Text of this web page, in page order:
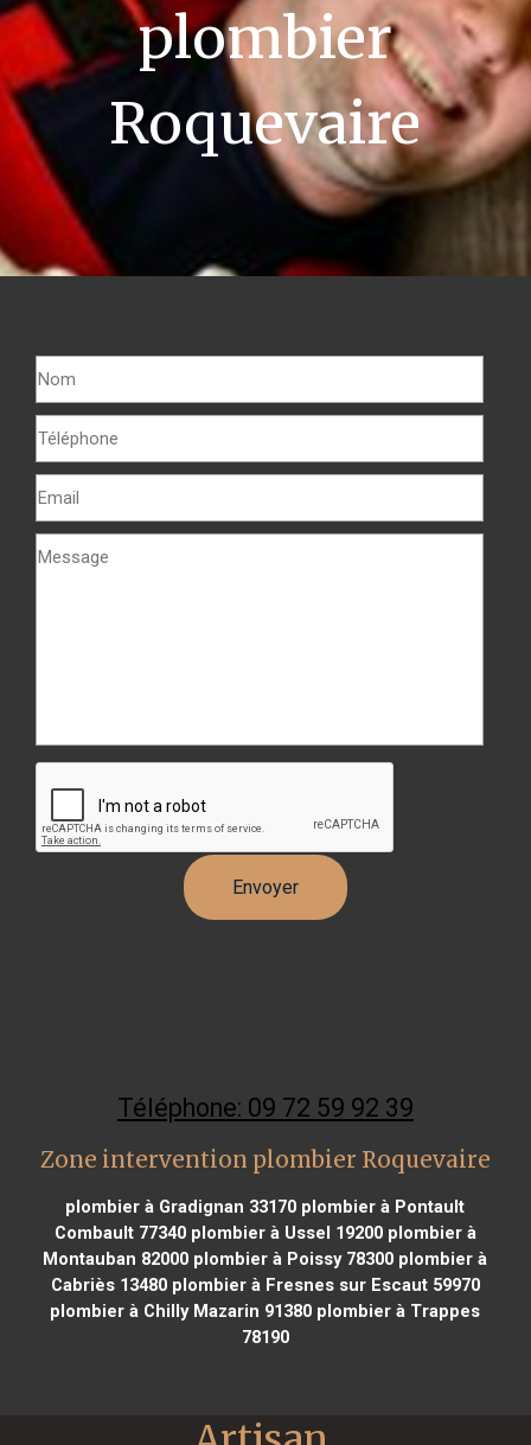
plombier
Roquevaire
Téléphone: 09 72 59 92 39
Zone intervention plombier Roquevaire
plombier à Gradignan 33170 plombier à Pontault
Combault 77340plombier à Ussel 19200plombier à
Montauban 82000 plombier à Poissy 78300 plombier à
Cabriès 13480plombier à Fresnes sur Escaut 59970
plombier à Chilly Mazarin 91380 plombier à Trappes
78190